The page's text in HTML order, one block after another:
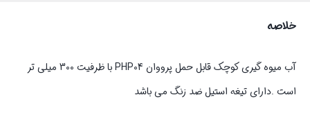
خلاصه
آب میوه گیری کوچک قابل حمل پرووان PHP04 با ظرفیت 300 میلی تر
است .دارای تیغه استیل ضد زنگ می باشد